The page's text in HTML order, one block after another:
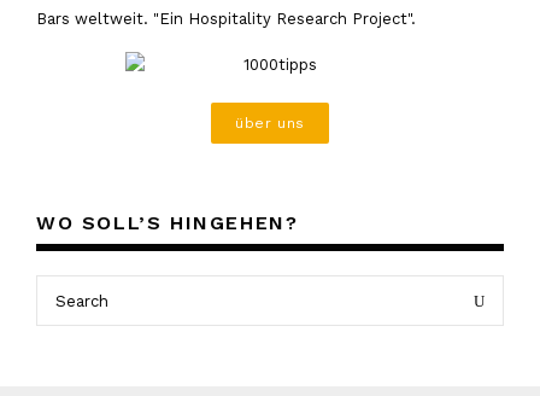
Bars weltweit. "Ein Hospitality Research Project".
über uns
WO SOLL’S HINGEHEN?
Search